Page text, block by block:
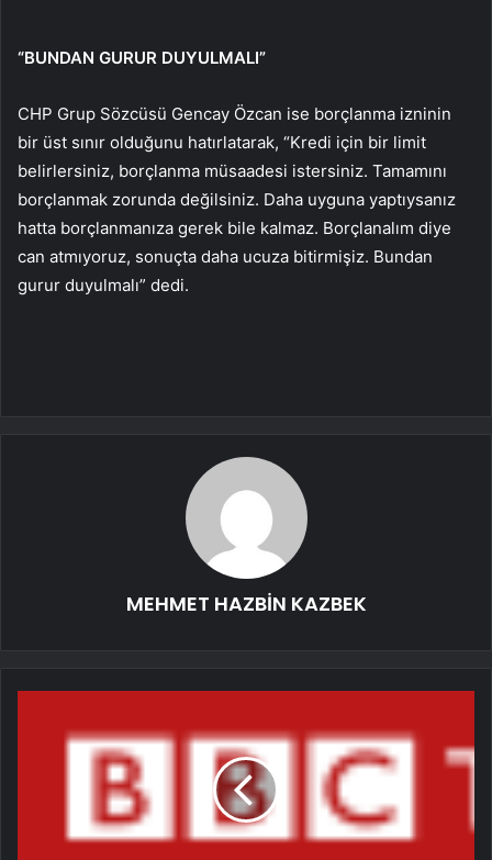
“BUNDAN GURUR DUYULMALI”
CHP Grup Sözcüsü Gencay Özcan ise borçlanma izninin
bir üst sınır olduğunu hatırlatarak, “Kredi için bir limit
belirlersiniz, borçlanma müsaadesi istersiniz. Tamamını
borçlanmak zorunda değilsiniz. Daha uyguna yaptıysanız
hatta borçlanmanıza gerek bile kalmaz. Borçlanalım diye
can atmıyoruz, sonuçta daha ucuza bitirmişiz. Bundan
gurur duyulmalı” dedi.
MEHMET HAZBİN KAZBEK